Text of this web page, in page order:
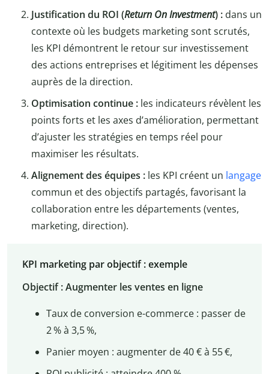
Justification du ROI (Return On Investment) : dans un
contexte où les budgets marketing sont scrutés,
les KPI démontrent le retour sur investissement
des actions entreprises et légitiment les dépenses
auprès de la direction.
Optimisation continue : les indicateurs révèlent les
points forts et les axes d’amélioration, permettant
d’ajuster les stratégies en temps réel pour
maximiser les résultats.
Alignement des équipes : les KPI créent un langage
commun et des objectifs partagés, favorisant la
collaboration entre les départements (ventes,
marketing, direction).
KPI marketing par objectif : exemple
Objectif : Augmenter les ventes en ligne
Taux de conversion e-commerce : passer de
2 % à 3,5 %,
Panier moyen : augmenter de 40 € à 55 €,